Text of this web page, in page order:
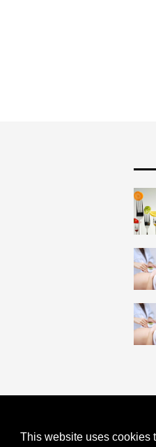
This website uses cookies